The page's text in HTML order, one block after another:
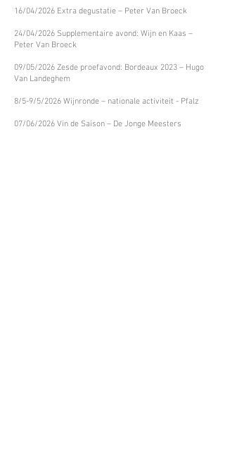
16/04/2026 Extra degustatie – Peter Van Broeck
24/04/2026 Supplementaire avond: Wijn en Kaas –
Peter Van Broeck
09/05/2026 Zesde proefavond: Bordeaux 2023 – Hugo
Van Landeghem
8/5-9/5/2026 Wijnronde – nationale activiteit - Pfalz
07/06/2026 Vin de Saison – De Jonge Meesters